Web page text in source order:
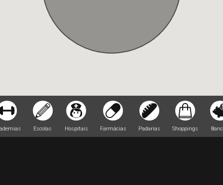
Escolas Hospitais Farmácias Padarias Shoppings